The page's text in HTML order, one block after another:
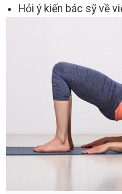
Hỏi ý kiến bác sỹ về